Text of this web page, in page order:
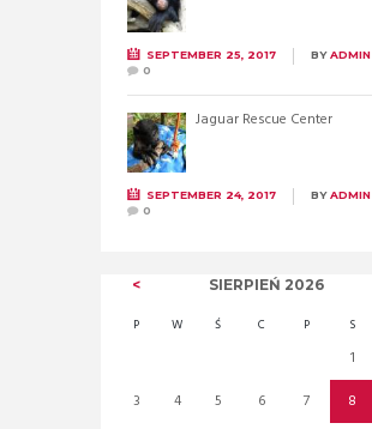
SEPTEMBER 25, 2017 BYADMIN
0
Jaguar Rescue Center
SEPTEMBER 24, 2017 BYADMIN
0
SIERPIEŃ 2026
P W Ś C P S
1
3
4 5 6 7 8